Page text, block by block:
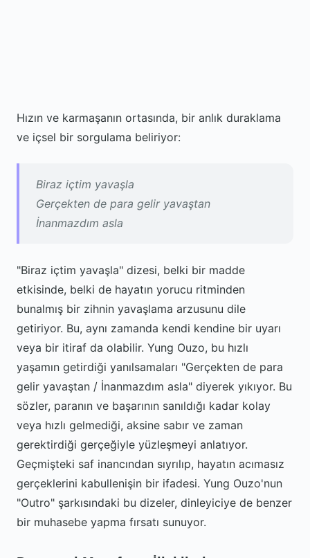
Hızın ve karmaşanın ortasında, bir anlık duraklama
ve içsel bir sorgulama beliriyor:
Biraz içtim yavaşla
Gerçekten de para gelir yavaştan
İnanmazdım asla
"Biraz içtim yavaşla" dizesi, belki bir madde
etkisinde, belki de hayatın yorucu ritminden
bunalmış bir zihnin yavaşlama arzusunu dile
getiriyor. Bu, aynı zamanda kendi kendine bir uyarı
veya bir itiraf da olabilir. Yung Ouzo, bu hızlı
yaşamın getirdiği yanılsamaları "Gerçekten de para
gelir yavaştan / İnanmazdım asla" diyerek yıkıyor. Bu
sözler, paranın ve başarının sanıldığı kadar kolay
veya hızlı gelmediği, aksine sabır ve zaman
gerektirdiği gerçeğiyle yüzleşmeyi anlatıyor.
Geçmişteki saf inancından sıyrılıp, hayatın acımasız
gerçeklerini kabullenişin bir ifadesi. Yung Ouzo'nun
"Outro" şarkısındaki bu dizeler, dinleyiciye de benzer
bir muhasebe yapma fırsatı sunuyor.